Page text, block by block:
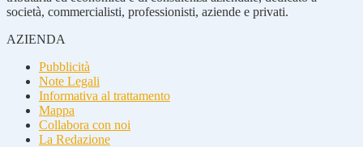
società, commercialisti, professionisti, aziende e privati.
AZIENDA
Pubblicità
Note Legali
Informativa al trattamento
Mappa
Collabora con noi
La Redazione